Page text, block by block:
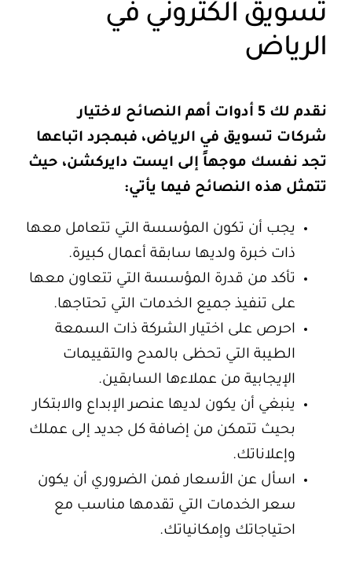
تسويق الكتروني في
الرياض
نقدم لك 5 أدوات أهم النصائح لاختيار
شركات تسويق في الرياض، فبمجرد اتباعها
تجد نفسك موجهاً إلى ايست دايركشن، حيث
تتمثل هذه النصائح فيما يأتي:
يجب أن تكون المؤسسة التي تتعامل معها
ذات خبرة ولديها سابقة أعمال كبيرة.
تأكد من قدرة المؤسسة التي تتعاون معها
على تنفيذ جميع الخدمات التي تحتاجها.
احرص على اختيار الشركة ذات السمعة
الطيبة التي تحظى بالمدح والتقييمات
الإيجابية من عملاءها السابقين.
ينبغي أن يكون لديها عنصر الإبداع والابتكار
بحيث تتمكن من إضافة كل جديد إلى عملك
وإعلاناتك.
اسأل عن الأسعار فمن الضروري أن يكون
سعر الخدمات التي تقدمها مناسب مع
احتياجاتك وإمكانياتك.